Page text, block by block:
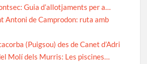
Guia d’allotjaments per a…
Antoni de Camprodon: ruta amb
(Puigsou) des de Canet d’Adri
Molí dels Murris: Les piscines…